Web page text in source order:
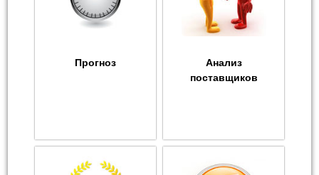
Прогноз
Анализ
поставщиков